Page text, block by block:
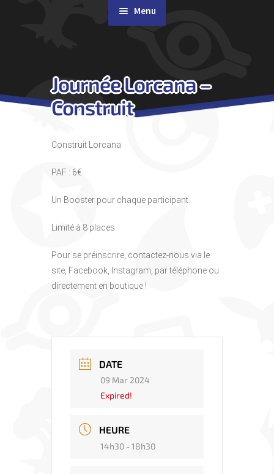
Menu
Agenda
Contact & Accès
Journée Lorcana –
Construit
Construit Lorcana
PAF : 6€
Un Booster pour chaque participant
Limité à 8 places
Pour se préinscrire, contactez-nous via le
site, Facebook, Instagram, par téléphone ou
directement en boutique !
DATE
09 Mar 2024
Expired!
HEURE
14h30 - 18h30